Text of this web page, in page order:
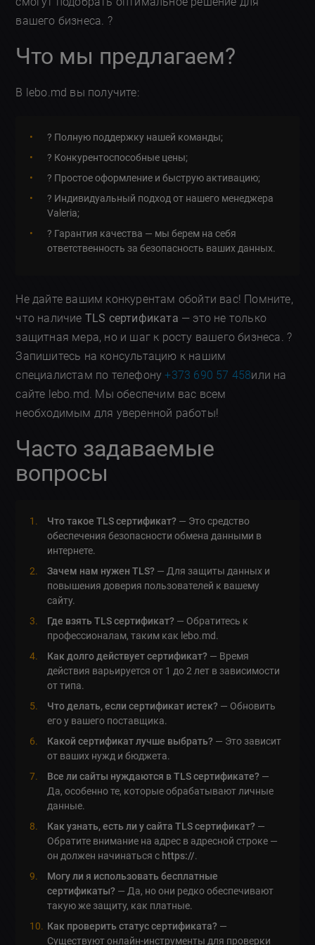
вашего бизнеса. ?
Что мы предлагаем?
В lebo.md вы получите:
? Полную поддержку нашей команды;
? Конкурентоспособные цены;
?️ Простое оформление и быструю активацию;
? Индивидуальный подход от нашего менеджера
Valeria;
? Гарантия качества — мы берем на себя
ответственность за безопасность ваших данных.
Не дайте вашим конкурентам обойти вас! Помните,
что наличие TLS сертификата — это не только
защитная мера, но и шаг к росту вашего бизнеса. ?
Запишитесь на консультацию к нашим
специалистам по телефону+373 690 57 458или на
сайте lebo.md. Мы обеспечим вас всем
необходимым для уверенной работы!
Часто задаваемые
вопросы
Что такое TLS сертификат? — Это средство
обеспечения безопасности обмена данными в
интернете.
Зачем нам нужен TLS? — Для защиты данных и
повышения доверия пользователей к вашему
сайту.
Где взять TLS сертификат? — Обратитесь к
профессионалам, таким как lebo.md.
Как долго действует сертификат? — Время
действия варьируется от 1 до 2 лет в зависимости
от типа.
Что делать, если сертификат истек? — Обновить
его у вашего поставщика.
Какой сертификат лучше выбрать? — Это зависит
от ваших нужд и бюджета.
Все ли сайты нуждаются в TLS сертификате? —
Да, особенно те, которые обрабатывают личные
данные.
Как узнать, есть ли у сайта TLS сертификат? —
Обратите внимание на адрес в адресной строке —
он должен начинаться с https://.
Могу ли я использовать бесплатные
сертификаты? — Да, но они редко обеспечивают
такую же защиту, как платные.
Как проверить статус сертификата? —
Существуют онлайн-инструменты для проверки